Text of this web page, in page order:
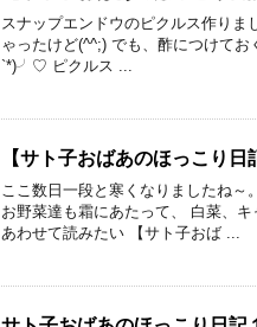
スナップエンドウのピクルス作りま
ゃったけど(^^;) でも、酢につけて
`*)╯♡ ピクルス ...
【サト子おばあのほっこり日
ここ数日一段と寒くなりましたね～
お野菜達も霜にあたって、 白菜、
あわせて読みたい 【サト子おば ...